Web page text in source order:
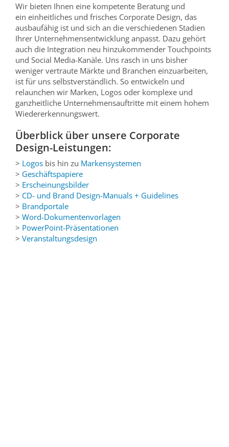
Wir bieten Ihnen eine kompetente Beratung und
ein einheitliches und frisches Corporate Design, das
ausbaufähig ist und sich an die verschiedenen Stadien
Ihrer Unternehmensentwicklung anpasst. Dazu gehört
auch die Integration neu hinzukommender Touchpoints
und Social Media-Kanäle. Uns rasch in uns bisher
weniger vertraute Märkte und Branchen einzuarbeiten,
ist für uns selbstverständlich. So entwickeln und
relaunchen wir Marken, Logos oder komplexe und
ganzheitliche Unternehmensauftritte mit einem hohem
Wiedererkennungswert.
Überblick über unsere Corporate
Design-Leistungen:
> Logos bis hin zu Markensystemen
> Geschäftspapiere
> Erscheinungsbilder
> CD- und Brand Design-Manuals + Guidelines
> Brandportale
> Word-Dokumentenvorlagen
> PowerPoint-Präsentationen
> Veranstaltungsdesign